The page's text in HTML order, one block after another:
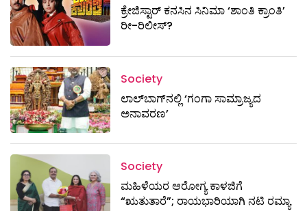
ಕ್ರೇಜಿಸ್ಟಾರ್ ಕನಸಿನ ಸಿನಿಮಾ ‘ಶಾಂತಿ ಕ್ರಾಂತಿ’
ರೀ-ರಿಲೀಸ್?
Society
ಲಾಲ್‌ಬಾಗ್‌ನಲ್ಲಿ ‘ಗಂಗಾ ಸಾಮ್ರಾಜ್ಯದ
ಅನಾವರಣ’
Society
ಮಹಿಳೆಯರ ಆರೋಗ್ಯ ಕಾಳಜಿಗೆ
“ಋತುತಾರೆ”; ರಾಯಭಾರಿಯಾಗಿ ನಟಿ ರಮ್ಯಾ